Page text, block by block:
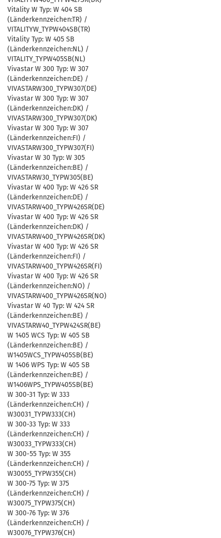
Vitality W Typ: W 404 SB
(Länderkennzeichen:TR) /
VITALITYW_TYPW404SB(TR)
Vitality Typ: W 405 SB
(Länderkennzeichen:NL) /
VITALITY_TYPW405SB(NL)
Vivastar W 300 Typ: W 307
(Länderkennzeichen:DE) /
VIVASTARW300_TYPW307(DE)
Vivastar W 300 Typ: W 307
(Länderkennzeichen:DK) /
VIVASTARW300_TYPW307(DK)
Vivastar W 300 Typ: W 307
(Länderkennzeichen:FI) /
VIVASTARW300_TYPW307(FI)
Vivastar W 30 Typ: W 305
(Länderkennzeichen:BE) /
VIVASTARW30_TYPW305(BE)
Vivastar W 400 Typ: W 426 SR
(Länderkennzeichen:DE) /
VIVASTARW400_TYPW426SR(DE)
Vivastar W 400 Typ: W 426 SR
(Länderkennzeichen:DK) /
VIVASTARW400_TYPW426SR(DK)
Vivastar W 400 Typ: W 426 SR
(Länderkennzeichen:FI) /
VIVASTARW400_TYPW426SR(FI)
Vivastar W 400 Typ: W 426 SR
(Länderkennzeichen:NO) /
VIVASTARW400_TYPW426SR(NO)
Vivastar W 40 Typ: W 424 SR
(Länderkennzeichen:BE) /
VIVASTARW40_TYPW424SR(BE)
W 1405 WCS Typ: W 405 SB
(Länderkennzeichen:BE) /
W1405WCS_TYPW405SB(BE)
W 1406 WPS Typ: W 405 SB
(Länderkennzeichen:BE) /
W1406WPS_TYPW405SB(BE)
W 300-31 Typ: W 333
(Länderkennzeichen:CH) /
W30031_TYPW333(CH)
W 300-33 Typ: W 333
(Länderkennzeichen:CH) /
W30033_TYPW333(CH)
W 300-55 Typ: W 355
(Länderkennzeichen:CH) /
W30055_TYPW355(CH)
W 300-75 Typ: W 375
(Länderkennzeichen:CH) /
W30075_TYPW375(CH)
W 300-76 Typ: W 376
(Länderkennzeichen:CH) /
W30076_TYPW376(CH)